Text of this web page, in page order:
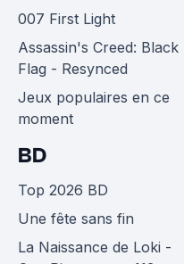
007 First Light
Assassin's Creed: Black
Flag - Resynced
Jeux populaires en ce
moment
BD
Top 2026 BD
Une fête sans fin
La Naissance de Loki -